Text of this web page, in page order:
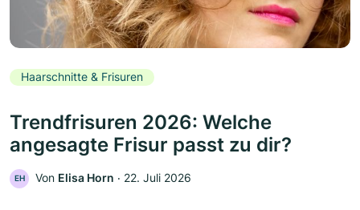
Haarschnitte & Frisuren
Trendfrisuren 2026: Welche
angesagte Frisur passt zu dir?
EH Von Elisa Horn ‧ 22. Juli 2026